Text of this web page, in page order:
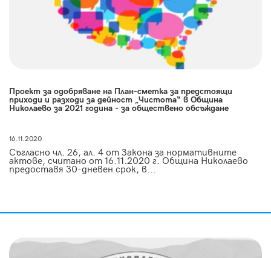
Проект за одобряване на План-сметка за предстоящи
приходи и разходи за дейност „Чистота“ в Община
Николаево за 2021 година - за обществено обсъждане
16.11.2020
Съгласно чл. 26, ал. 4 от Закона за нормативните
актове, считано от 16.11.2020 г. Община Николаево
предоставя 30-дневен срок, в...